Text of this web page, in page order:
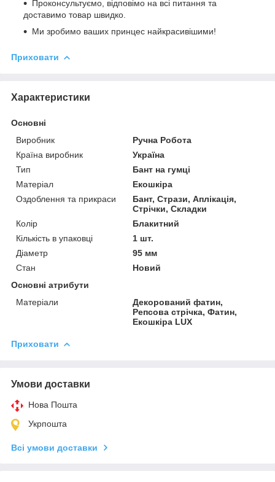
Проконсультуємо, відповімо на всі питання та
доставимо товар швидко.
Ми зробимо ваших принцес найкрасивішими!
Приховати
Характеристики
Основні
Виробник
Ручна Робота
Країна виробник
Україна
Тип
Бант на гумці
Матеріал
Екошкіра
Оздоблення та прикраси
Бант, Стрази, Аплікація,
Стрічки, Складки
Колір
Блакитний
Кількість в упаковці
1 шт.
Діаметр
95 мм
Стан
Новий
Основні атрибути
Матеріали
Декорований фатин,
Репсова стрічка, Фатин,
Екошкіра LUX
Приховати
Умови доставки
Нова Пошта
Укрпошта
Всі умови доставки